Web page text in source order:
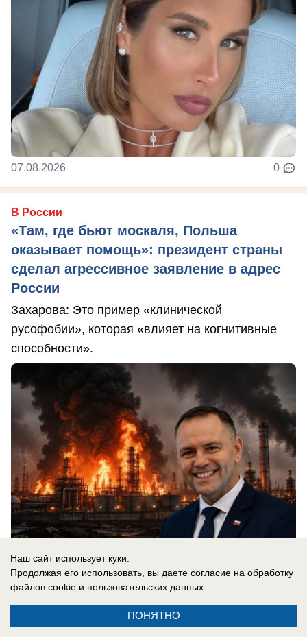
07.08.2026 0
В России
«Там, где бьют москаля, Польша
оказывает помощь»: президент страны
сделал агрессивное заявление в адрес
России
Захарова: Это пример «клинической
русофобии», которая «влияет на когнитивные
способности».
07.08.2026
Наш сайт использует куки.
Продолжая его использовать, вы даете согласие на обработку
файлов cookie и пользовательских данных.
ПОНЯТНО